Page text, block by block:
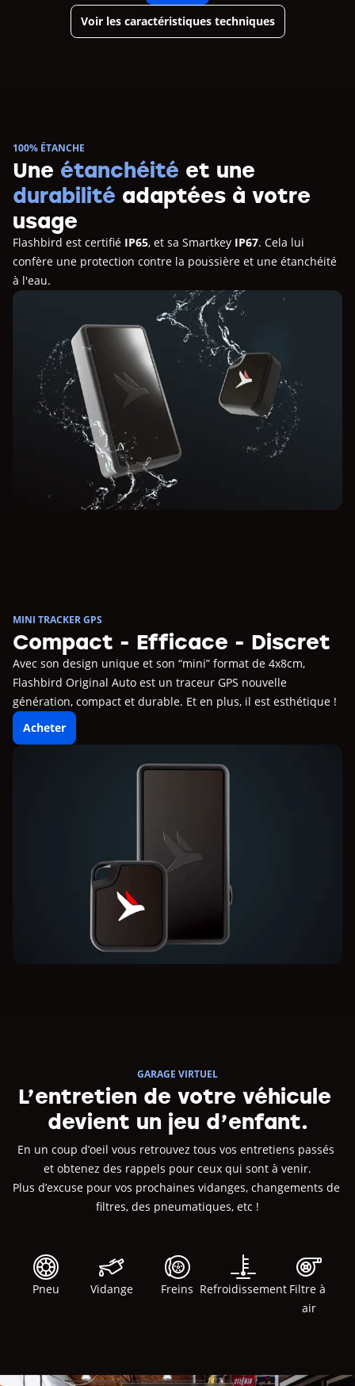
Voir les caractéristiques techniques
100% ÉTANCHE
Une étanchéité et une
durabilité adaptées à votre
usage
Flashbird est certifié IP65, et sa Smartkey IP67. Cela lui
confère une protection contre la poussière et une étanchéité
à l'eau.
MINI TRACKER GPS
Compact - Efficace - Discret
Avec son design unique et son “mini” format de 4x8cm,
Flashbird Original Auto est un traceur GPS nouvelle
génération, compact et durable. Et en plus, il est esthétique !
Acheter
GARAGE VIRTUEL
L’entretien de votre véhicule
devient un jeu d’enfant.
En un coup d’oeil vous retrouvez tous vos entretiens passés
et obtenez des rappels pour ceux qui sont à venir.
Plus d’excuse pour vos prochaines vidanges, changements de
filtres, des pneumatiques, etc !
Pneu Vidange Freins Refroidissement Filtre à
air